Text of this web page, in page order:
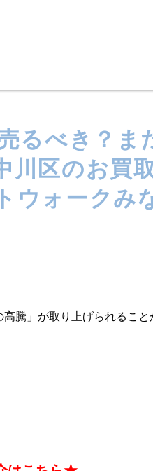
るべき？ま
川区のお買
ウォークみ
騰」が取り上げられること